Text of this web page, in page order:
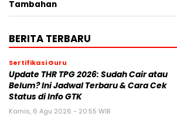
Tambahan
BERITA TERBARU
Sertifikasi Guru
Update THR TPG 2026: Sudah Cair atau
Belum? Ini Jadwal Terbaru & Cara Cek
Status di Info GTK
Kamis, 6 Agu 2026 - 20:55 WIB